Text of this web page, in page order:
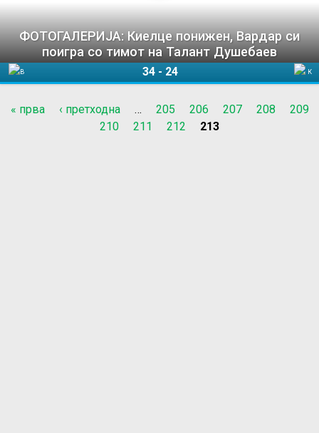
ФОТОГАЛЕРИЈА: Киелце понижен, Вардар си
поигра со тимот на Талант Душебаев
34 - 24
« прва ‹ претходна … 205 206 207 208
209
210
211 212 213